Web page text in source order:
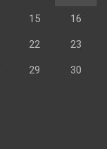
15 16
22 23
29 30